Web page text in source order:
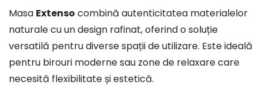
Masa Extenso combină autenticitatea materialelor
naturale cu un design rafinat, oferind o soluție
versatilă pentru diverse spații de utilizare. Este ideală
pentru birouri moderne sau zone de relaxare care
necesită flexibilitate și estetică.